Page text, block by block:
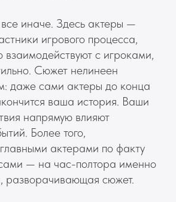
иначе. Здесь актеры —
игрового процесса,
взаимодействуют с игроками,
Сюжет нелинеен
даже сами актеры до конца
ваша история. Ваши
напрямую влияют
Более того,
актерами по факту
— на час-полтора именно
разворачивающая сюжет.